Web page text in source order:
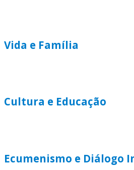
Vida e Família
Cultura e Educação
Ecumenismo e Diálogo